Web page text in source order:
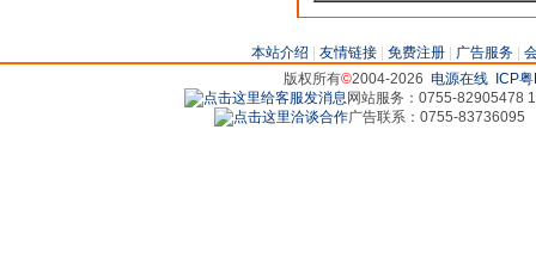
本站介绍 友情链接| 免费注册| 广告服务|
版权所有©2004-2026 电源在线
ICP
网站服务：0755-82905478
广告联系：0755-83736095